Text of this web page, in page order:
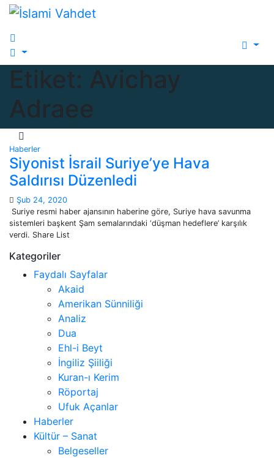
Skip
content
Etiket: Avichay
Adraee
Haberler
Siyonist İsrail Suriye’ye Hava
Saldırısı Düzenledi
Şub 24, 2020
Suriye resmi haber ajansının haberine göre, Suriye hava savunma
sistemleri başkent Şam semalarındaki ‘düşman hedeflere’ karşılık
verdi. Share List
Kategoriler
Faydalı Sayfalar
Akaid
Amerikan Sünniliği
Analiz
Dua
Ehl-i Beyt
İngiliz Şiiliği
Kuran-ı Kerim
Röportaj
Ufuk Açanlar
Haberler
Kültür – Sanat
Belgeseller